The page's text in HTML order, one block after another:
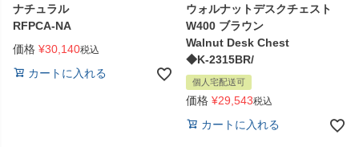
ナチュラル
RFPCA-NA
価格 ¥30,140税込
カートに入れる
ウォルナットデスクチェスト
W400 ブラウン
Walnut Desk Chest
◆K-2315BR/
個人宅配送可
価格 ¥29,543税込
カートに入れる